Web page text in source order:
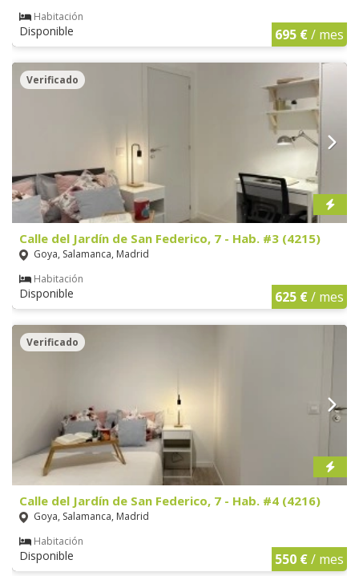
Habitación
Disponible 695 €/ mes
Verificado
Calle del Jardín de San Federico, 7 - Hab. #3 (4215)
Goya, Salamanca, Madrid
Habitación
Disponible 625 €/ mes
Verificado
Calle del Jardín de San Federico, 7 - Hab. #4 (4216)
Goya, Salamanca, Madrid
Habitación
Disponible 550 €/ mes